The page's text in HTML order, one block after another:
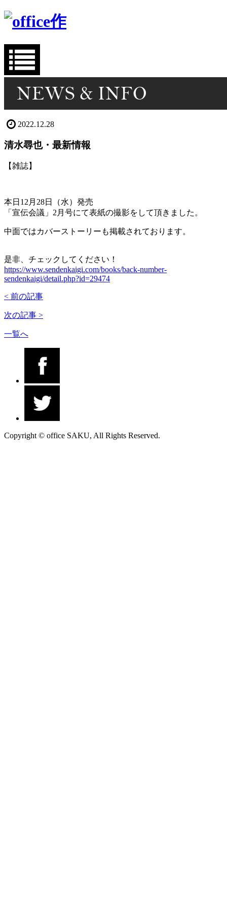
2022.12.28
清水尋也・最新情報
【雑誌】
本日12月28日（水）発売
「宣伝会議」2月号にて表紙の撮影をして頂きました。
中面ではカバーストーリーも掲載されております。
是非、チェックしてください！
https://www.sendenkaigi.com/books/back-number-
sendenkaigi/detail.php?id=29474
< 前の記事
次の記事 >
一覧へ
Copyright © office SAKU, All Rights Reserved.